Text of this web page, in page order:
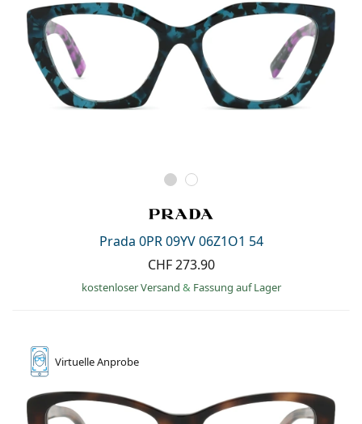
Prada 0PR 09YV 06Z1O1 54
CHF 273.90
kostenloser Versand & Fassung auf Lager
VirtuelleAnprobe